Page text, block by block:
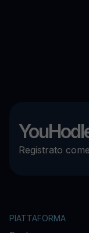
Registrato
PIATTAFORMA